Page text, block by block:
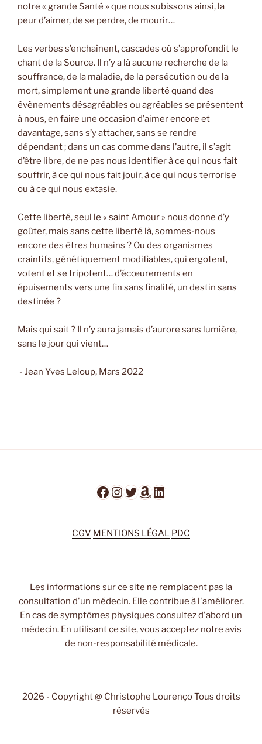
notre « grande Santé » que nous subissons ainsi, la
peur d’aimer, de se perdre, de mourir…
Les verbes s’enchaînent, cascades où s’approfondit le
chant de la Source. Il n’y a là aucune recherche de la
souffrance, de la maladie, de la persécution ou de la
mort, simplement une grande liberté quand des
évènements désagréables ou agréables se présentent
à nous, en faire une occasion d’aimer encore et
davantage, sans s’y attacher, sans se rendre
dépendant ; dans un cas comme dans l’autre, il s’agit
d’être libre, de ne pas nous identifier à ce qui nous fait
souffrir, à ce qui nous fait jouir, à ce qui nous terrorise
ou à ce qui nous extasie.
Cette liberté, seul le « saint Amour » nous donne d’y
goûter, mais sans cette liberté là, sommes-nous
encore des êtres humains ? Ou des organismes
craintifs, génétiquement modifiables, qui ergotent,
votent et se tripotent… d’écœurements en
épuisements vers une fin sans finalité, un destin sans
destinée ?
Mais qui sait ? Il n’y aura jamais d’aurore sans lumière,
sans le jour qui vient…
- Jean Yves Leloup, Mars 2022
Facebook
Instagram
Twitter
Amazon
LinkedIn
CGV MENTIONS LÉGAL PDC
Les informations sur ce site ne remplacent pas la
consultation d'un médecin. Elle contribue à l'améliorer.
En cas de symptômes physiques consultez d'abord un
médecin. En utilisant ce site, vous acceptez notre avis
de non-responsabilité médicale.
2026 - Copyright @ Christophe Lourenço Tous droits
réservés